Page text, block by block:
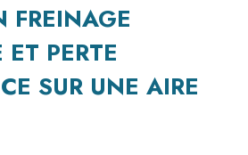
FREINAGE
ET PERTE
SUR UNE AIRE